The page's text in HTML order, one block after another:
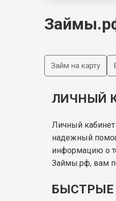
Займ на карту
ЛИЧНЫЙ
Личный
надежный
информацию о
Займы.рф, вам